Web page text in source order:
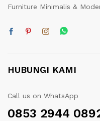
Furniture Minimalis &
HUBUNGI KAMI
Call us on WhatsApp
0853 2944